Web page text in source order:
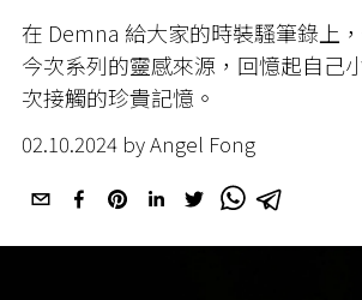
在 Demna 給大家的時裝騷筆錄上
今次系列的靈感來源，回憶起自己
次接觸的珍貴記憶。
02.10.2024 by Angel Fong